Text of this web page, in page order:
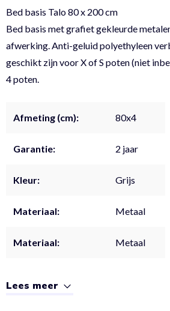
Bed basis Talo 80 x 200 cm
Bed basis met grafiet gekleurde
afwerking. Anti-geluid polyethyleen
geschikt zijn voor X of S poten (niet
4 poten.
Afmeting (cm): 80x4
Garantie: 2 jaar
Kleur: Grijs
Materiaal: Metaal
Materiaal: Metaal
Lees meer